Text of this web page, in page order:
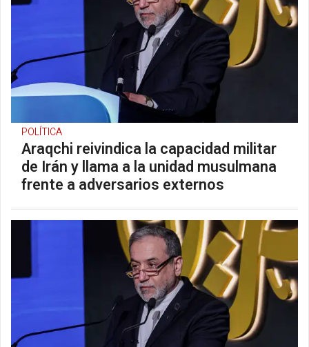
POLÍTICA
Araqchi reivindica la capacidad militar
de Irán y llama a la unidad musulmana
frente a adversarios externos